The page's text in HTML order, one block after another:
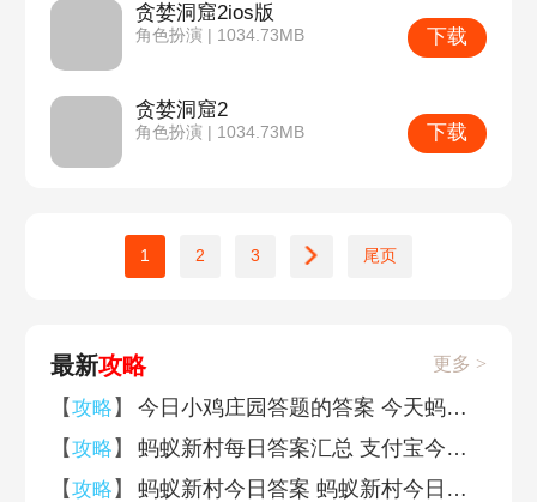
贪婪洞窟2ios版
角色扮演 | 1034.73MB 下载
贪婪洞窟2
角色扮演 | 1034.73MB 下载
1 2 3 尾页
最新攻略 更多 >
【攻略 】
今日小鸡庄园答题的答案 今天蚂蚁庄园答案汇总
【攻略 】
蚂蚁新村每日答案汇总 支付宝今日蚂蚁新村答案最新
【攻略 】
蚂蚁新村今日答案 蚂蚁新村今日答案最新2026(每日更新)